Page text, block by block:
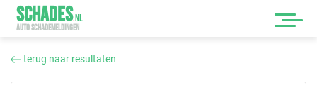
SCHADES.NL
AUTO SCHADEMELDINGEN
terug naar resultaten